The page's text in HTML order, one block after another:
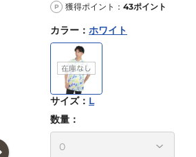
P 獲得ポイント： 43ポイント
カラー ： ホワイト
サイズ： L
数量：